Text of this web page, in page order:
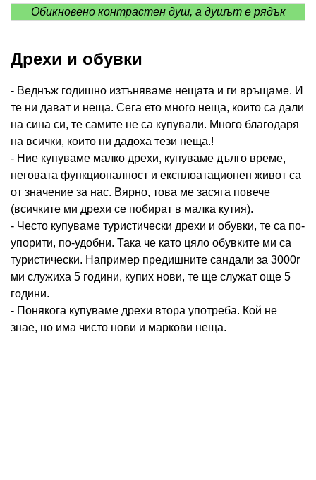
Обикновено контрастен душ, а душът е рядък
Дрехи и обувки
- Веднъж годишно изтъняваме нещата и ги връщаме. И
те ни дават и неща. Сега ето много неща, които са дали
на сина си, те самите не са купували. Много благодаря
на всички, които ни дадоха тези неща.!
- Ние купуваме малко дрехи, купуваме дълго време,
неговата функционалност и експлоатационен живот са
от значение за нас. Вярно, това ме засяга повече
(всичките ми дрехи се побират в малка кутия).
- Често купуваме туристически дрехи и обувки, те са по-
упорити, по-удобни. Така че като цяло обувките ми са
туристически. Например предишните сандали за 3000r
ми служиха 5 години, купих нови, те ще служат още 5
години.
- Понякога купуваме дрехи втора употреба. Кой не
знае, но има чисто нови и маркови неща.